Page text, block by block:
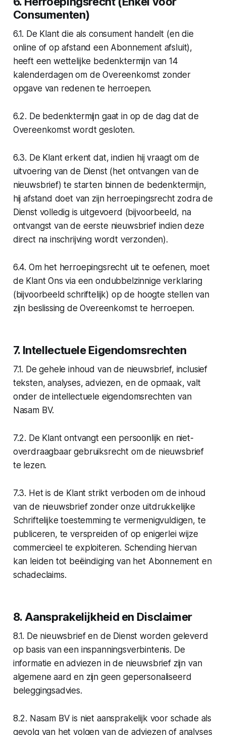
Consumenten)
6.1. De Klant die als consument handelt (en die
online of op afstand een Abonnement afsluit),
heeft een wettelijke bedenktermijn van 14
kalenderdagen om de Overeenkomst zonder
opgave van redenen te herroepen.
6.2. De bedenktermijn gaat in op de dag dat de
Overeenkomst wordt gesloten.
6.3. De Klant erkent dat, indien hij vraagt om de
uitvoering van de Dienst (het ontvangen van de
nieuwsbrief) te starten binnen de bedenktermijn,
hij afstand doet van zijn herroepingsrecht zodra de
Dienst volledig is uitgevoerd (bijvoorbeeld, na
ontvangst van de eerste nieuwsbrief indien deze
direct na inschrijving wordt verzonden).
6.4. Om het herroepingsrecht uit te oefenen, moet
de Klant Ons via een ondubbelzinnige verklaring
(bijvoorbeeld schriftelijk) op de hoogte stellen van
zijn beslissing de Overeenkomst te herroepen.
7. Intellectuele Eigendomsrechten
7.1. De gehele inhoud van de nieuwsbrief, inclusief
teksten, analyses, adviezen, en de opmaak, valt
onder de intellectuele eigendomsrechten van
Nasam BV.
7.2. De Klant ontvangt een persoonlijk en niet-
overdraagbaar gebruiksrecht om de nieuwsbrief
te lezen.
7.3. Het is de Klant strikt verboden om de inhoud
van de nieuwsbrief zonder onze uitdrukkelijke
Schriftelijke toestemming te vermenigvuldigen, te
publiceren, te verspreiden of op enigerlei wijze
commercieel te exploiteren. Schending hiervan
kan leiden tot beëindiging van het Abonnement en
schadeclaims.
8. Aansprakelijkheid en Disclaimer
8.1. De nieuwsbrief en de Dienst worden geleverd
op basis van een inspanningsverbintenis. De
informatie en adviezen in de nieuwsbrief zijn van
algemene aard en zijn geen gepersonaliseerd
beleggingsadvies.
8.2. Nasam BV is niet aansprakelijk voor schade als
gevolg van het volgen van de adviezen of analyses